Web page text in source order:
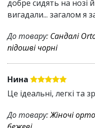
добре сидять на нозі
вигадали... загалом я
До товару: Сандалі
підошві чорні
Нина
Це ідеальні, легкі та
До товару:Жіночі